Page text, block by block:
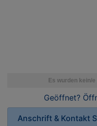
Geöffnet?
Anschrift & Kontakt